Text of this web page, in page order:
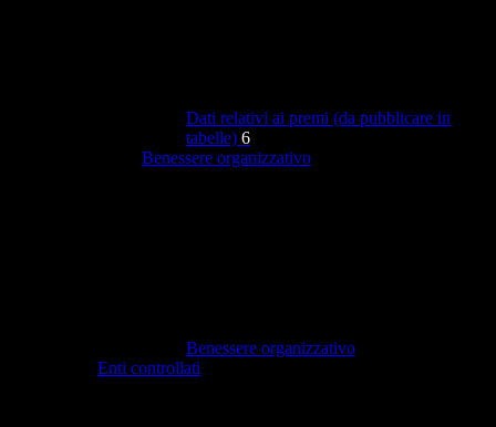
Dati relativi ai premi (da pubblicare in
tabelle) 6
Benessere organizzativo
Benessere organizzativo
Enti controllati